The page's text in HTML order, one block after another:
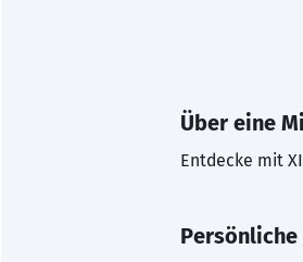
Über eine
Entdecke mit